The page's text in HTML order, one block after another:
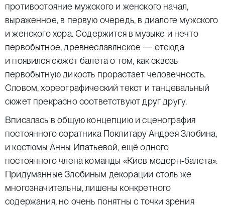
противостояние мужского и женского начал,
выраженное, в первую очередь, в диалоге мужского
и женского хора. Содержится в музыке и нечто
первобытное, древнеславянское — отсюда
и появился сюжет балета о том, как сквозь
первобытную дикость прорастает человечность.
Словом, хореографический текст и танцевальный
сюжет прекрасно соответствуют друг другу.
Вписалась в общую концепцию и сценография
постоянного соратника Поклитару Андрея Злобина,
и костюмы Анны Ипатьевой, ещё одного
постоянного члена команды «Киев модерн-балета».
Придуманные Злобиным декорации столь же
многозначительны, лишены конкретного
содержания, но очень понятны с точки зрения